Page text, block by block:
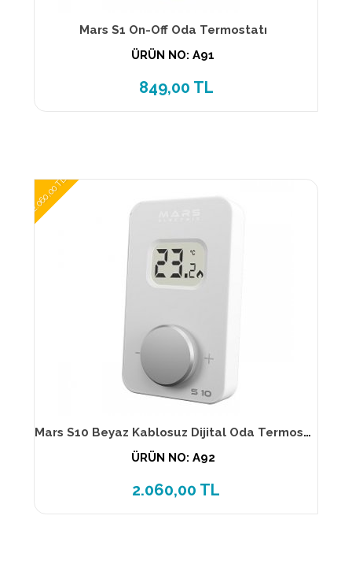
Mars S1 On-Off Oda Termostatı
ÜRÜN NO: A91
849,00 TL
2.060,00 TL
Mars S10 Beyaz Kablosuz Dijital Oda Termostatı
ÜRÜN NO: A92
2.060,00 TL